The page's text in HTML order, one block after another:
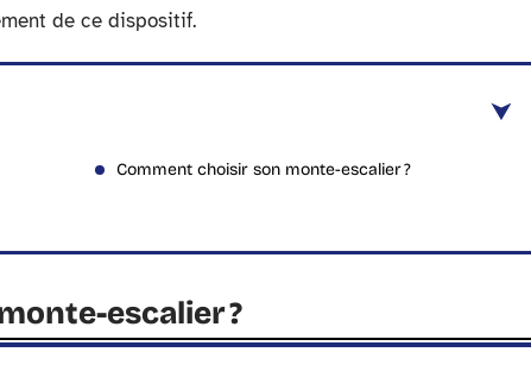
de ce dispositif.
Comment choisir son monte-escalier ?
escalier ?